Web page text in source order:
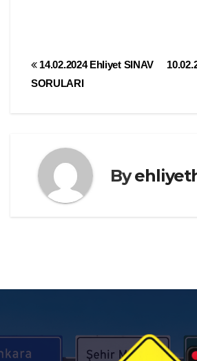
Yazı
14.02.2024 Ehliyet SINAV
SORULARI
By